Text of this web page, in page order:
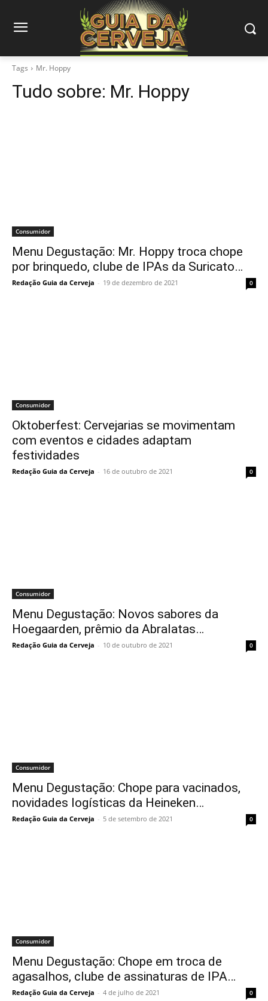
Tags Mr. Hoppy
Tudo sobre: Mr. Hoppy
Consumidor
Menu Degustação: Mr. Hoppy troca chope
por brinquedo, clube de IPAs da Suricato…
Redação Guia da Cerveja - 19 de dezembro de 2021 0
Consumidor
Oktoberfest: Cervejarias se movimentam
com eventos e cidades adaptam
festividades
Redação Guia da Cerveja - 16 de outubro de 2021 0
Consumidor
Menu Degustação: Novos sabores da
Hoegaarden, prêmio da Abralatas…
Redação Guia da Cerveja - 10 de outubro de 2021 0
Consumidor
Menu Degustação: Chope para vacinados,
novidades logísticas da Heineken…
Redação Guia da Cerveja - 5 de setembro de 2021 0
Consumidor
Menu Degustação: Chope em troca de
agasalhos, clube de assinaturas de IPA…
Redação Guia da Cerveja - 4 de julho de 2021 0